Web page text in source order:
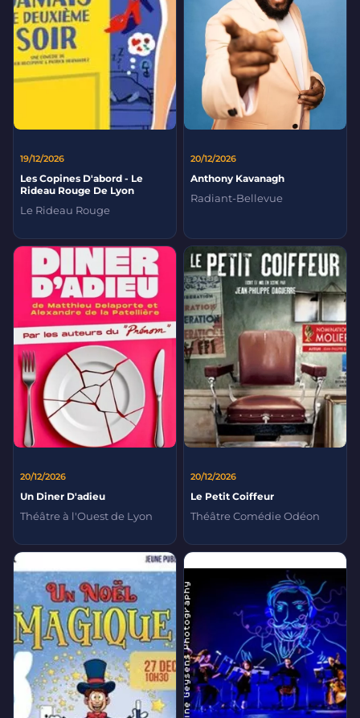
19/12/2026
Les Copines D'abord - Le
Rideau Rouge De Lyon
Le Rideau Rouge
20/12/2026
Anthony Kavanagh
Radiant-Bellevue
20/12/2026
Un Diner D'adieu
Théâtre à l'Ouest de Lyon
20/12/2026
Le Petit Coiffeur
Théâtre Comédie Odéon